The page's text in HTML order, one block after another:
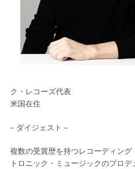
ク・レコーズ代表
米国在住
– ダイジェスト –
複数の受賞歴を持つレコーディン
トロニック・ミュージックのプロ